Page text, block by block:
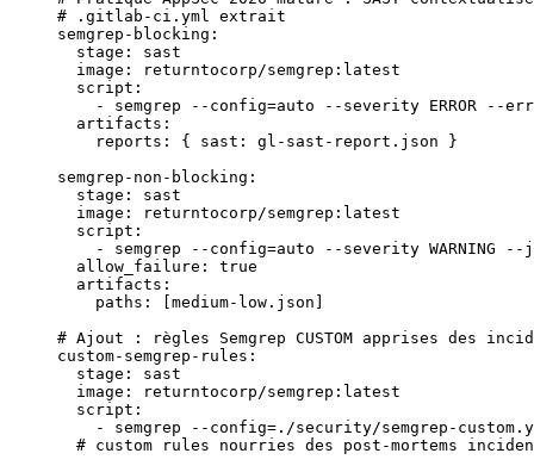
# .gitlab-ci.yml extrait
semgrep-blocking :
  stage
: sast
  image
:
returntocorp/semgrep:latest
  script
:
    -
semgrep --config=auto --severity ERROR --
  artifacts
:
    reports
: { sast : gl-sast-report.json }
semgrep-non-blocking :
  stage
: sast
  image
:
returntocorp/semgrep:latest
  script
:
    -
semgrep --config=auto --severity WARNING
  allow_failure
: true
  artifacts
:
    paths
: [ medium-low.json
# Ajout : règles Semgrep CUSTOM apprises des
custom-semgrep-rules :
  stage
: sast
  image
:
returntocorp/semgrep:latest
  script
:
    -
semgrep --config=./security/semgrep-
# custom rules nourries des post-mortems